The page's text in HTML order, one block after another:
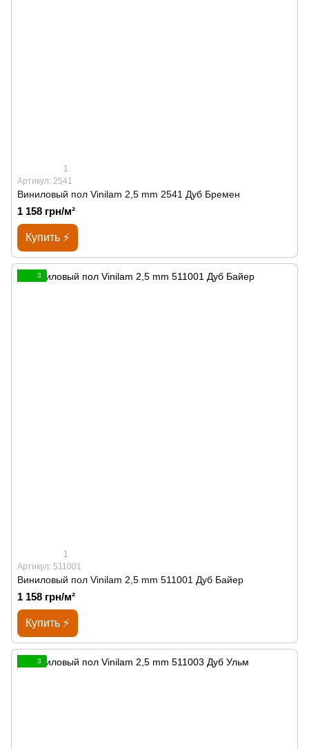
1
Артикул: 2541
Виниловый пол Vinilam 2,5 mm 2541 Дуб Бремен
1 158 грн/м²
Купить ⚡
3
1
Артикул: 511001
Виниловый пол Vinilam 2,5 mm 511001 Дуб Байер
1 158 грн/м²
Купить ⚡
3